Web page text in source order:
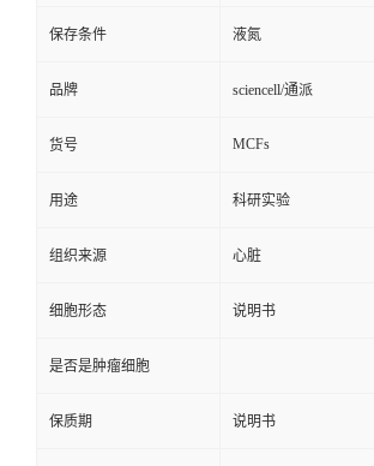
保存条件 液氮
品牌 sciencell/通派
货号 MCFs
用途 科研实验
组织来源 心脏
细胞形态 说明书
是否是肿瘤细胞
保质期 说明书